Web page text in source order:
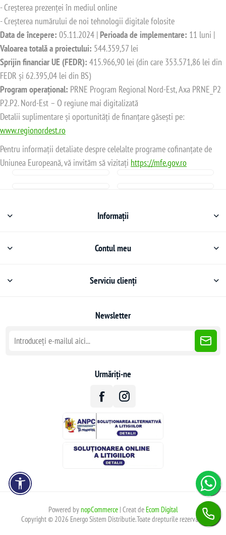
- Creșterea prezenței în mediul online
- Creșterea numărului de noi tehnologii digitale folosite
Data de începere: 05.11.2024 | Perioada de implementare: 11 luni |
Valoarea totală a proiectului: 544.359,57 lei
Sprijin financiar UE (FEDR): 415.966,90 lei (din care 353.571,86 lei din
FEDR și 62.395,04 lei din BS)
Program operațional: PRNE Program Regional Nord-Est, Axa PRNE_P2
P2.P2. Nord-Est – O regiune mai digitalizată
Detalii suplimentare și oportunități de finanțare găsești pe:
www.regionordest.ro
Pentru informații detaliate despre celelalte programe cofinanțate de
Uniunea Europeană, vă invităm să vizitați https://mfe.gov.ro
Informații
Contul meu
Serviciu clienți
Newsletter
Urmăriți-ne
Powered bynopCommerce| Creat de Ecom Digital
Copyright © 2026 Energo Sistem Distributie.Toate drepturile rezervate.